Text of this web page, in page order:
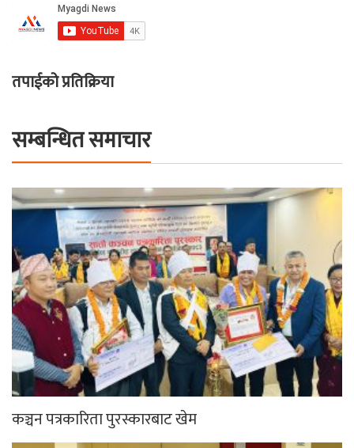
तपाईको प्रतिक्रिया
सम्बन्धित समाचार
कञ्चन पत्रकारिता पुरस्कारबाट खेम